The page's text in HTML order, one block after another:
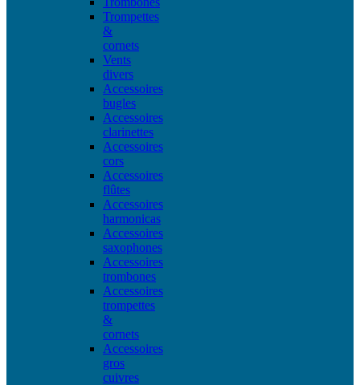
Trompettes
&
cornets
Vents
divers
Accessoires
bugles
Accessoires
clarinettes
Accessoires
cors
Accessoires
flûtes
Accessoires
harmonicas
Accessoires
saxophones
Accessoires
trombones
Accessoires
trompettes
&
cornets
Accessoires
gros
cuivres